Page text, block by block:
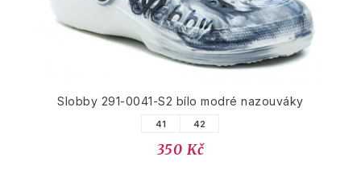
Slobby 291-0041-S2 bílo modré nazouváky
41 42
350 Kč